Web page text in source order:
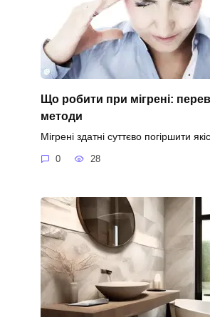
Що робити при мігрені:
методи
Мігрені здатні суттєво погіршити
0 28